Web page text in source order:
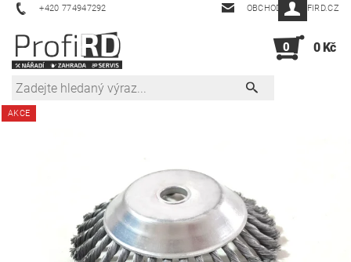
+420 774947292 OBCHOD@PROFIRD.CZ
0 0 Kč
AKCE